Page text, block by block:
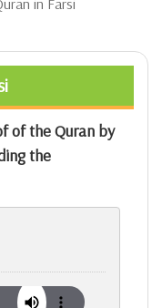
in Farsi
of the Quran by
the